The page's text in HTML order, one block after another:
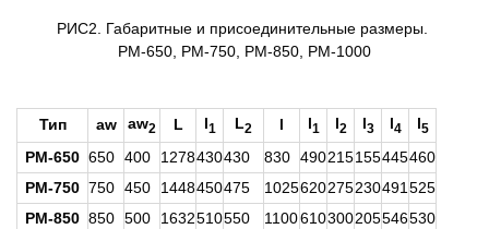
РИС2. Габаритные и присоединительные размеры.
РМ-650, РМ-750, РМ-850, РМ-1000
Тип aw aw2 L l1 L2 l l1 l2 l3 l4 l5
РМ-650 650 400 1278430430 830 490215155445460
РМ-750 750 450 1448450475 1025620275230491 525
РМ-850 850 500 1632510550 1100610300205546530